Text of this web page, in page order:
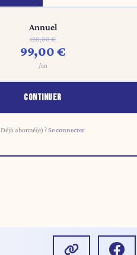
Annuel
120,00 €
99,00 €
/an
CONTINUER
Déjà abonné(e) ?Se connecter